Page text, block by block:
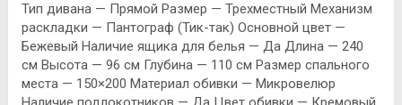
Тип дивана — Прямой Размер — Трехместный Механизм
раскладки — Пантограф (Тик-так) Основной цвет —
Бежевый Наличие ящика для белья — Да Длина — 240
см Высота — 96 см Глубина — 110 см Размер спального
места — 150×200 Материал обивки — Микровелюр